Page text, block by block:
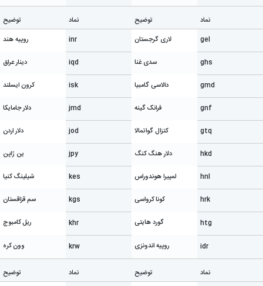
نماد
توضیح
gel
لاری گرجستان
ghs سدی غنا
gmd دالاسی گامبیا
gnf فرانک گینه
gtq کتزال گواتمالا
hkd دلار هنگ کنگ
hnl لمپیرا هوندوراس
hrk کونا کرواسی
htg گورد هایتی
idr روپیه اندونزی
نماد
توضیح
inr
روپیه هند
iqd دینار عراق
isk کرون ایسلند
jmd دلار جامایکا
jod دلار اردن
jpy ین ژاپن
kes شیلینگ کنیا
kgs سم قزاقستان
khr ریل کامبوج
krw وون کره
نماد
توضیح
نماد
توضیح